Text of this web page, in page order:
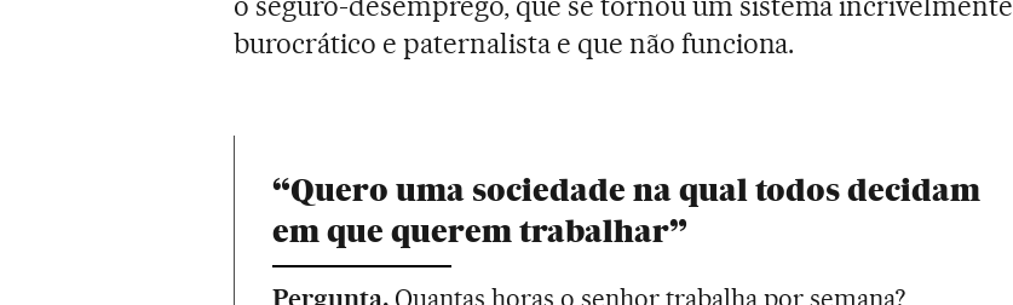
burocrático e paternalista e que não funciona.
“Quero uma sociedade na qual todos decidam
em que querem trabalhar”
Pergunta. Quantas horas o senhor trabalha por semana?